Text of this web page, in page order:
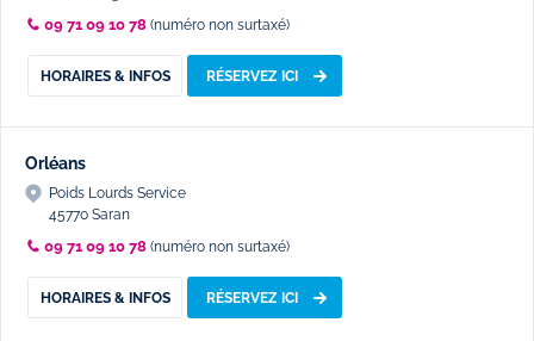
09 71 09 10 78 (numéro non surtaxé)
HORAIRES & INFOS RÉSERVEZ ICI
Orléans
Poids Lourds Service
45770 Saran
09 71 09 10 78 (numéro non surtaxé)
HORAIRES & INFOS RÉSERVEZ ICI